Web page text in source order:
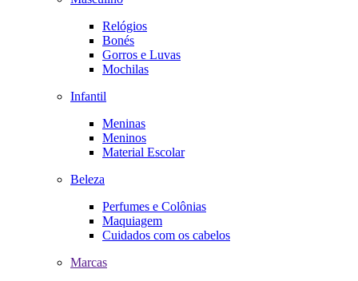
Relógios
Bonés
Gorros e Luvas
Mochilas
Infantil
Meninas
Meninos
Material Escolar
Beleza
Perfumes e Colônias
Maquiagem
Cuidados com os cabelos
Marcas